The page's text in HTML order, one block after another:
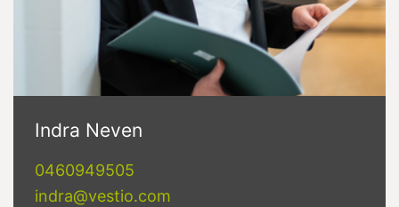
Indra Neven
0460949505
indra@vestio.com